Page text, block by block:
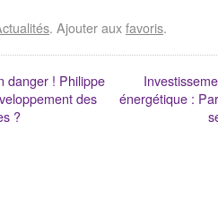
. Ajouter auxfavoris.
danger ! Philippe
des
?
énergétique :